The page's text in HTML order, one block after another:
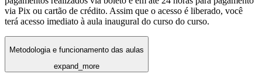
via Pix ou cartão de crédito. Assim que o acesso é liberado, você
terá acesso imediato à aula inaugural do curso do curso.
Metodologia e funcionamento das aulas
expand_more